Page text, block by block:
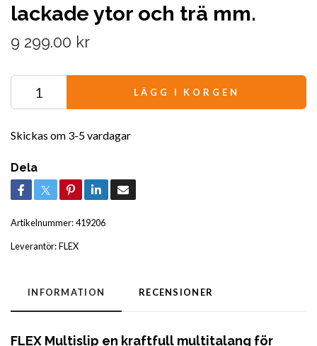
lackade ytor och trä mm.
9 299.00 kr
LÄGG I KORGEN
Skickas om 3-5 vardagar
Dela
Artikelnummer:419206
Leverantör:FLEX
INFORMATION RECENSIONER
FLEX Multislip en kraftfull multitalang för